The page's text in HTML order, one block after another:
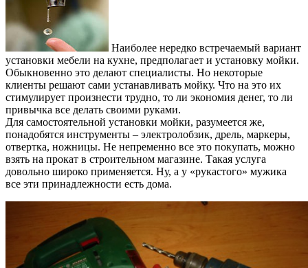
Наиболее нередко встречаемый вариант
установки мебели на кухне, предполагает и установку мойки.
Обыкновенно это делают специалисты. Но некоторые
клиенты решают сами устанавливать мойку. Что на это их
стимулирует произнести трудно, то ли экономия денег, то ли
привычка все делать своими руками.
Для самостоятельной установки мойки, разумеется же,
понадобятся инструменты – электролобзик, дрель, маркеры,
отвертка, ножницы. Не непременно все это покупать, можно
взять на прокат в строительном магазине. Такая услуга
довольно широко применяется. Ну, а у «рукастого» мужика
все эти принадлежности есть дома.